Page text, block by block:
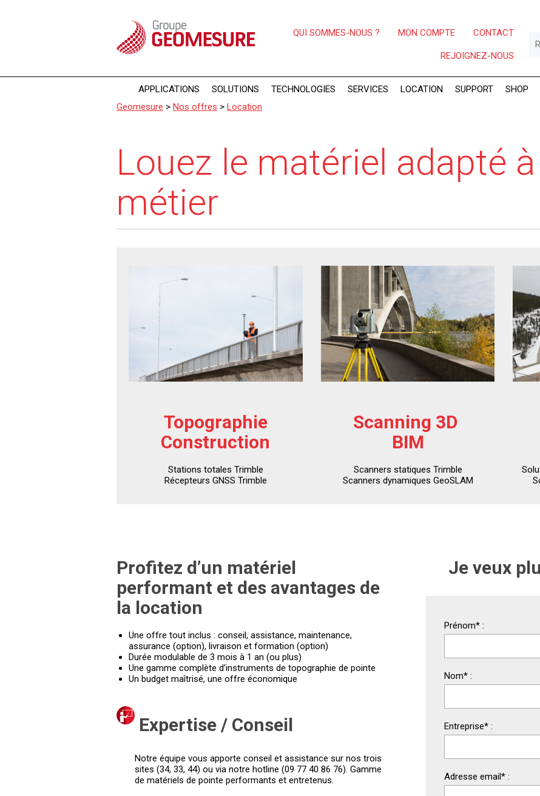
QUI SOMMES-NOUS ? MON COMPTE CONTACT
REJOIGNEZ-NOUS
APPLICATIONS SOLUTIONS TECHNOLOGIES SERVICES LOCATION SUPPORT SHOP
Geomesure > Nos offres > Location
Louez le matériel adapté
métier
Topographie
Construction
Stations totales Trimble
Récepteurs GNSS Trimble
Scanning 3D
BIM
Scanners statiques Trimble
Scanners dynamiques GeoSLAM
Profitez d’un matériel
performant et des avantages de
la location
Une offre tout inclus : conseil, assistance, maintenance,
assurance (option), livraison et formation (option)
Durée modulable de 3 mois à 1 an (ou plus)
Une gamme complète d’instruments de topographie de pointe
Un budget maîtrisé, une offre économique
Expertise / Conseil
Notre équipe vous apporte conseil et assistance sur nos trois
sites (34, 33, 44) ou via notre hotline (09 77 40 86 76). Gamme
de matériels de pointe performants et entretenus.
Je veux
Prénom* :
Nom* :
Entreprise* :
Adresse email* :